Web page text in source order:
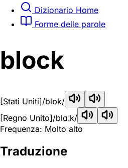
Dizionario Home
Forme delle parole
block
[Stati Uniti]/blɒk/
[Regno Unito]/blɑːk/
Frequenza: Molto alto
Traduzione